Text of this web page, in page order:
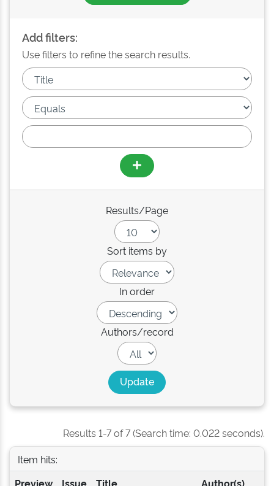
Add filters:
Use filters to refine the search results.
Results/Page
Sort items by
In order
Authors/record
Results 1-7 of 7 (Search time: 0.022 seconds).
Item hits:
Preview
Issue Title Author(s)